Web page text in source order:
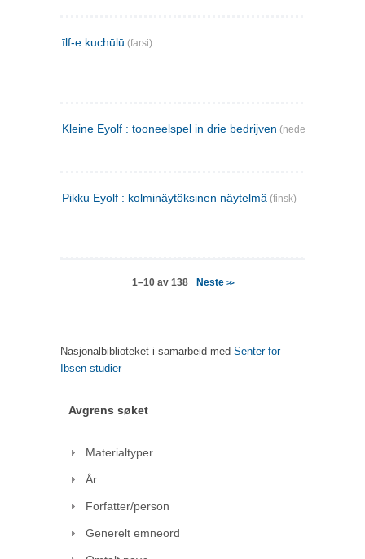
īlf-e kuchūlū (farsi)
Kleine Eyolf : tooneelspel in drie bedrijven (nederlandsk)
Pikku Eyolf : kolminäytöksinen näytelmä (finsk)
1–10 av 138 Neste >>
Nasjonalbiblioteket i samarbeid med Senter for
Ibsen-studier
Avgrens søket
Materialtyper
År
Forfatter/person
Generelt emneord